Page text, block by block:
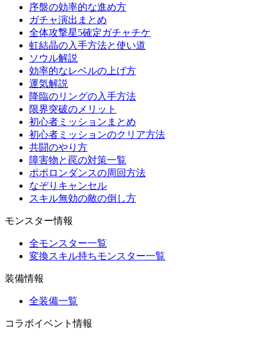
序盤の効率的な進め方
ガチャ演出まとめ
全体攻撃星5確定ガチャチケ
虹結晶の入手方法と使い道
ソウル解説
効率的なレベルの上げ方
運気解説
降臨のリングの入手方法
限界突破のメリット
初心者ミッションまとめ
初心者ミッションのクリア方法
共闘のやり方
障害物と罠の対策一覧
ポポロンダンスの周回方法
なぞりキャンセル
スキル無効の敵の倒し方
モンスター情報
全モンスター一覧
変換スキル持ちモンスター一覧
装備情報
全装備一覧
コラボイベント情報